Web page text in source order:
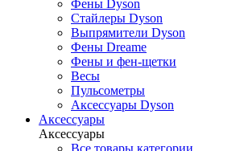
Фены Dyson
Стайлеры Dyson
Выпрямители Dyson
Фены Dreame
Фены и фен-щетки
Весы
Пульсометры
Аксессуары Dyson
Аксессуары
Аксессуары
Все товары категории